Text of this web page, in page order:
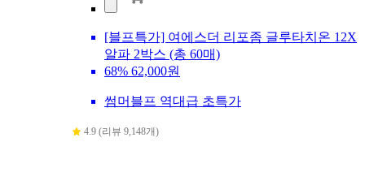
[블프특가] 여에스더 리포좀 글루타치온 12X
알파 2박스 (총 60매)
68% 62,000원
썸머블프 역대급 초특가
4.9 (리뷰 9,148개)